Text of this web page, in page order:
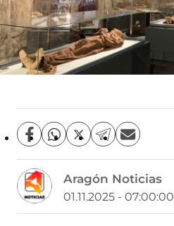
Aragón Noticias
01.11.2025 - 07:00:00
C
m
p
a
r
C
C
p
a
C
p
a
C
p
a